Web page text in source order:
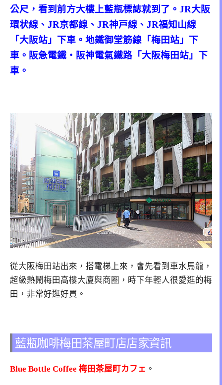
公尺，看到前方大樓上藍瓶標誌就到了。JR大阪
環状線、JR京都線、JR神戸線、JR福知山線
「大阪站」下車。地鐵御堂筋線「梅田站」下
車。阪急電鐵・阪神電氣鐵路「大阪梅田站」下
車。
從大阪梅田站出來，搭電梯上來，會先看到車水馬龍，
超級熱鬧梅田高樓大廈與商圈，時下年輕人很愛逛的梅
田，非常好逛好買。
藍瓶咖啡梅田茶屋町店店家資訊
Blue Bottle Coffee 梅田茶屋町カフェ 。